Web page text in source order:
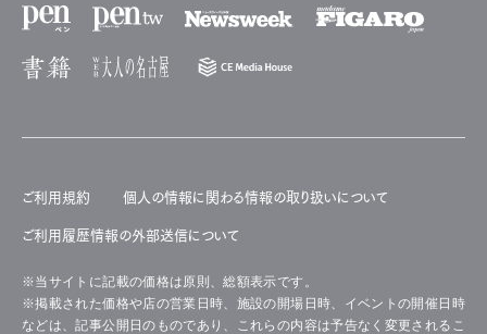
ご利用規約 個人の情報に関わる情報の取り扱いについて
ご利用履歴情報の外部送信について
※当サイトに記載の価格は原則、総額表示です。
※掲載された価格や店の営業日時、施設の開場日時、イベントの開催日時
などは、記事公開日のものであり、これらの内容は予告なく変更されるこ